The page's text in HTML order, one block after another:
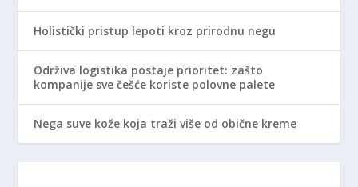
Holistički pristup lepoti kroz prirodnu negu
Održiva logistika postaje prioritet: zašto
kompanije sve češće koriste polovne palete
Nega suve kože koja traži više od obične kreme